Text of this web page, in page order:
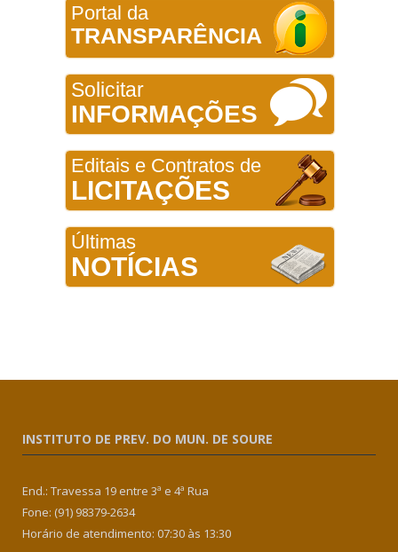
Portal da
TRANSPARÊNCIA
Solicitar
INFORMAÇÕES
Editais e Contratos de
LICITAÇÕES
Últimas
NOTÍCIAS
INSTITUTO DE PREV. DO MUN. DE SOURE
End.: Travessa 19 entre 3ª e 4ª Rua
Fone: (91) 98379-2634
Horário de atendimento: 07:30 às 13:30